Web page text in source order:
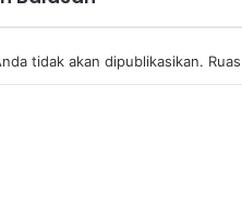
tidak akan dipublikasikan.